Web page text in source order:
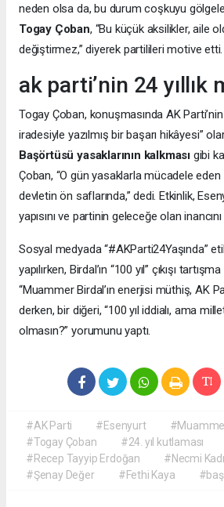
neden olsa da, bu durum coşkuyu
Togay Çoban, “Bu küçük aksilikler, aile
değiştirmez,” diyerek partilileri motive etti.
ak parti’nin 24 yıllık
Togay Çoban, konuşmasında AK Parti’nin
iradesiyle yazılmış bir başarı hikâyesi”
Başörtüsü yasaklarının kalkması gibi
Çoban, “O gün yasaklarla mücadele eden
devletin ön saflarında,” dedi. Etkinlik,
yapısını ve partinin geleceğe olan inancını
Sosyal medyada “#AKParti24Yaşında”
yapılırken, Birdal’ın “100 yıl” çıkışı
“Muammer Birdal’ın enerjisi müthiş, AK
derken, bir diğeri, “100 yıl iddialı, ama
olmasın?” yorumunu yaptı.
#AK Parti #Esenyurt
#Togay Çoban
#24. yıl kutlaması
#Recep Tayyip Erdoğan
#Necmi
#Şenay Değer
#Fethi Kaya